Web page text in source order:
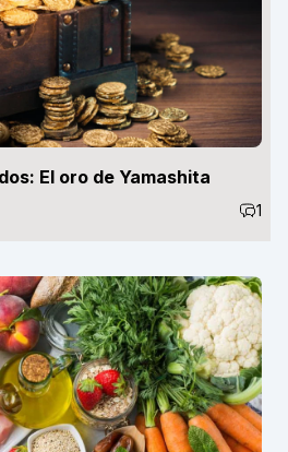
El oro de Yamashita
1